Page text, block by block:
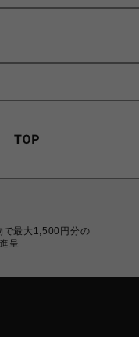
で最大1,500円分の
呈